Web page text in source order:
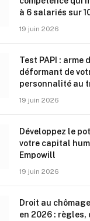
à 6 salariés sur
19 juin 2026
Test PAPI : arme
déformant de
personnalité au
19 juin 2026
Développez le
votre capital
Empowill
19 juin 2026
Droit au
en 2026 : règles,